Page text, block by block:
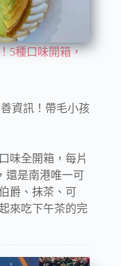
5種口味開箱，
資訊！帶毛小孩
味全開箱，每片
還是南港唯一可
爵、抹茶、可
來吃下午茶的完